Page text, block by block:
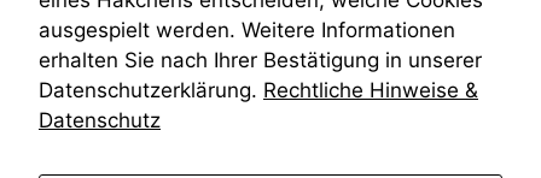
Öffentlichkeitsprinzip
ausgespielt werden. Weitere Informationen
erhalten Sie nach Ihrer Bestätigung in unserer
Datenschutzerklärung. Rechtliche Hinweise &
Datenschutz
kann die
Website nicht
zu 100%
funktionieren.
Marketing